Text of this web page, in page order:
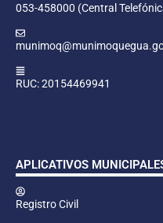
053-458000 (Central
RUC: 20154469941
APLICATIVOS
Registro Civil